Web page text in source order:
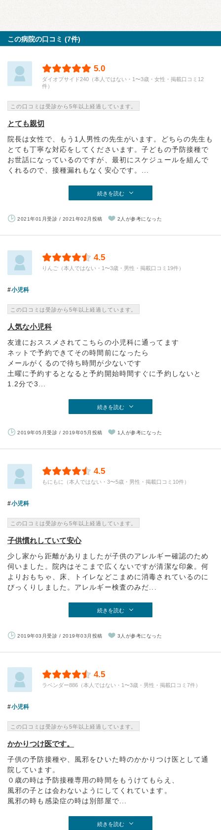
この病院の口コミ (7件)
5.0
ダイオプサイド240（本人ではない・1〜3歳・女性・掲載口コミ12
件）
この口コミは受診から5年以上経過しています。
とても親切
院長は女性で、もう1人男性の先生がいます。どちらの先生も
とても丁寧な対応をしてくださいます。子どもの予防接種で
お世話になっているのですが、最初にスケジュールを組んで
くれるので、接種漏れもなく安心です。...
続きを読む
2021年01月受診 / 2021年02月投稿 2人が参考になった
4.5
りんご（本人ではない・1〜3歳・男性・掲載口コミ19件）
小児科
この口コミは受診から5年以上経過しています。
人気な小児科
友達におススメされてこちらの小児科に通ってます
ネットで予約できてその時間前になったら
メールがくるので待ち時間が少ないです
土曜に予約するとなると予約開始時間すぐに予約しないと
1.2分で3...
続きを読む
2019年05月受診 / 2019年05月投稿 1人が参考になった
4.5
もにもに（本人ではない・3〜5歳・男性・掲載口コミ10件）
小児科
この口コミは受診から5年以上経過しています。
子供慣れしていて安心
少し家から距離がありましたが子供のアレルギー確認のため
伺いました。院内はそこまで広くないですが清潔な印象。何
よりおもちゃ、床、トイレなどこまめに消毒されているのに
びっくりしました。アレルギー検査のみだ...
続きを読む
2019年03月受診 / 2019年03月投稿 3人が参考になった
4.5
ラベンダー886（本人ではない・1〜3歳・男性・掲載口コミ7件）
小児科
この口コミは受診から5年以上経過しています。
かかりつけ医です。
子供の予防接種や、風邪をひいた時のかかりつけ医として通
院しています。
０歳の時は予防接種専用の時間をもうけてもらえ、
風邪の子とは会わないようにしてくれています。
風邪の時も感染症の時は別部屋で...
続きを読む